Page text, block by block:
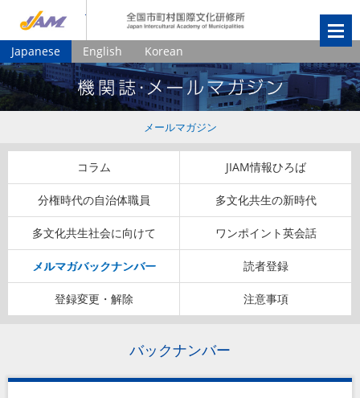
Japanese English Korean
メールマガジン
コラム JIAM情報ひろば
分権時代の自治体職員 多文化共生の新時代
多文化共生社会に向けて ワンポイント英会話
メルマガバックナンバー 読者登録
登録変更・解除 注意事項
バックナンバー